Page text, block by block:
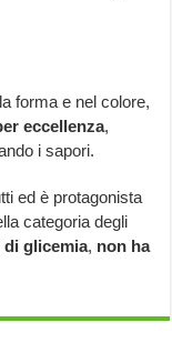
forma e nel colore,
eccellenza,
i sapori.
ed è protagonista
categoria degli
di glicemia, non ha